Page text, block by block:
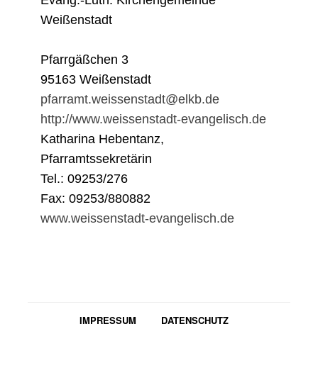
Weißenstadt
Pfarrgäßchen 3
95163 Weißenstadt
pfarramt.weissenstadt@elkb.de
http://www.weissenstadt-evangelisch.de
Katharina Hebentanz,
Pfarramtssekretärin
Tel.: 09253/276
Fax: 09253/880882
www.weissenstadt-evangelisch.de
IMPRESSUM DATENSCHUTZ